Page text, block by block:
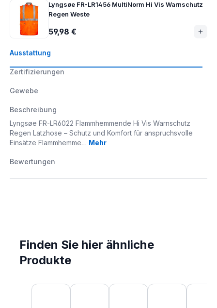
Ausstattung
Zertifizierungen
Gewebe
Beschreibung
Lyngsøe FR-LR6022 Flammhemmende Hi Vis Warnschutz
Regen Latzhose – Schutz und Komfort für anspruchsvolle
Einsätze Flammhemme… Mehr
Bewertungen
Lyngsøe FR-LR1456 MultiNorm Hi Vis Warnschutz
Regen Weste
59,98 €
Finden Sie hier ähnliche
Produkte
Produktgalerie überspringen